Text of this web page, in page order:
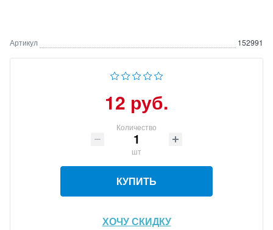
Артикул 152991
12 руб.
Количество
шт
КУПИТЬ
ХОЧУ СКИДКУ